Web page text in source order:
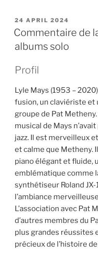
POSTED
ON
24 APRIL 2024
Commentaire de
albums solo
Profil
Lyle Mays (1953 –
fusion, un claviériste et
groupe de Pat
musical de Mays
jazz. Il est merveilleux
et calme que Metheny.
piano élégant et fluide,
emblématique comme
synthétiseur Roland
l’ambiance
L’association avec Pat
d’autres membres du
plus grandes réussites
précieux de l’histoire